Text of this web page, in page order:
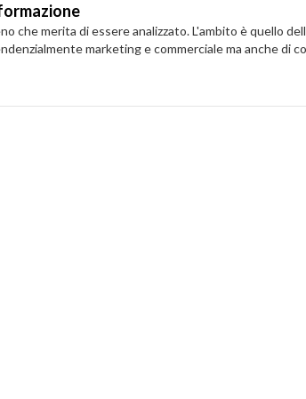
che merita di essere analizzato. L'ambito è quello
marketing e commerciale ma anche di